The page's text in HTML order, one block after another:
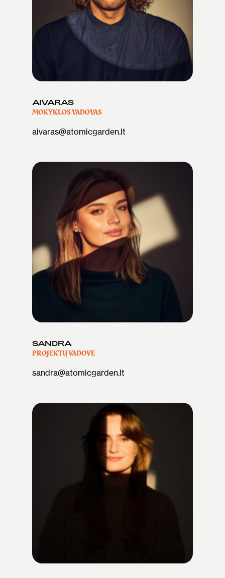
AIVARAS
MOKYKLOS VADOVAS
aivaras@atomicgarden.lt
SANDRA
PROJEKTŲ VADOVĖ
sandra@atomicgarden.lt